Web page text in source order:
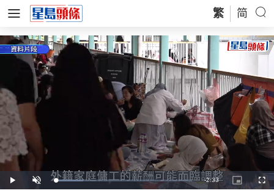
繁 简
Play Unmute Loaded:
20.71%
Remaining
-2:33
Picture-
in-